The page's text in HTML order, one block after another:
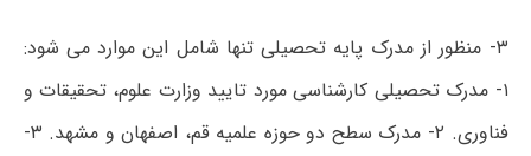
۳- منظور از مدرک پایه تحصیلی تنها شامل این موارد می شود:
۱- مدرک تحصیلی کارشناسی مورد تایید وزارت علوم، تحقیقات و
فناوری. ۲- مدرک سطح دو حوزه علمیه قم، اصفهان و مشهد. ۳-